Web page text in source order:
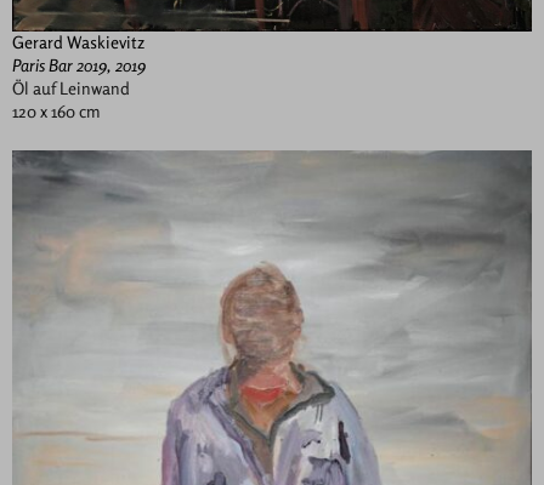
Gerard Waskievitz
Paris Bar 2019, 2019
Öl auf Leinwand
120 x 160 cm